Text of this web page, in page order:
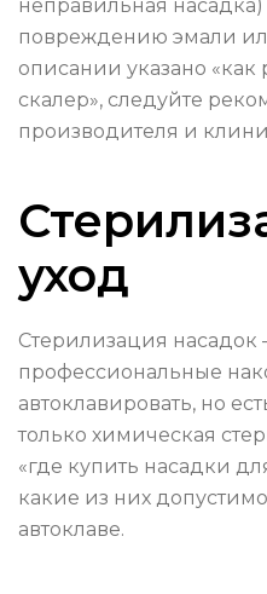
неправильная
повреждению эмали
описании указано «как
скалер», следуйте
производителя и
уход
Стерилизация насадок
профессиональные
автоклавировать, но
только химическая
«где купить насадки
какие из них
автоклаве.